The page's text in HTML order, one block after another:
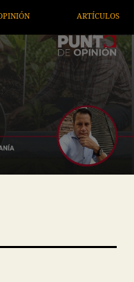
ARTÍCULOS